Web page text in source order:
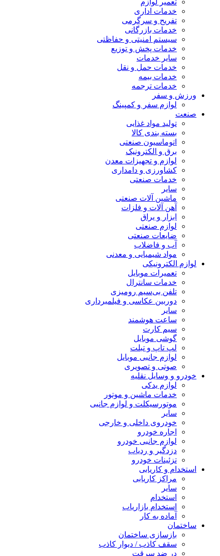
تعمیر لوازم
خدمات اداری
تفریح و سرگرمی
خدمات بازرگانی
سیستم امنیتی و حفاظتی
خدمات پخش و توزیع
سایر خدمات
خدمات حمل و نقل
خدمات بیمه
خدمات ترجمه
ورزش و سفر
لوازم سفر و کمپینگ
صنعت
تولید مواد غذایی
بسته بندی کالا
اتوماسیون صنعتی
برق و الکترونیک
لوازم و تجهیزات معدن
کشاورزی و دامداری
خدمات صنعتی
سایر
ماشین آلات صنعتی
آهن آلات و فلزات
ابزار و یراق
لوازم صنعتی
ضایعات صنعتی
آب و فاضلاب
مواد شیمیایی و معدنی
لوازم الکترونیکی
تعمیرات موبایل
خدمات سانترال
تلفن بی‌سیم رومیزی
دوربین عکاسی و فیلمبرداری
سایر
ساعت هوشمند
سیم کارت
گوشی موبایل
لپ تاپ و تبلت
لوازم جانبی موبایل
صوتی و تصویری
خودرو و وسایل نقلیه
لوازم یدکی
خدمات ماشین و موتور
موتورسیکلت و لوازم جانبی
سایر
خودروی داخلی و خارجی
اجاره خودرو
لوازم جانبی خودرو
دزدگیر و ردیاب
تزئینات خودرو
استخدام و کاریابی
مراکز کاریابی
سایر
استخدام
استخدام بازاریاب
آماده به کار
ساختمان
بازسازی ساختمان
سقف کاذب / دیوار کاذب
در ضد سرقت